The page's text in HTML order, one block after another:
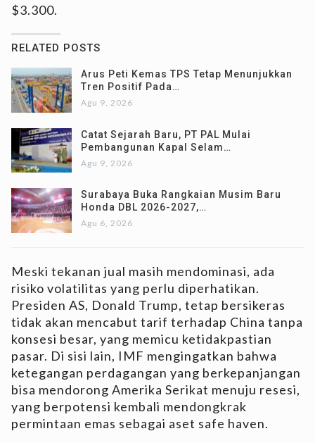
$3.300.
RELATED POSTS
Arus Peti Kemas TPS Tetap Menunjukkan
Tren Positif Pada…
Agu 9, 2026
Catat Sejarah Baru, PT PAL Mulai
Pembangunan Kapal Selam…
Agu 9, 2026
Surabaya Buka Rangkaian Musim Baru
Honda DBL 2026-2027,…
Agu 6, 2026
Meski tekanan jual masih mendominasi, ada
risiko volatilitas yang perlu diperhatikan.
Presiden AS, Donald Trump, tetap bersikeras
tidak akan mencabut tarif terhadap China tanpa
konsesi besar, yang memicu ketidakpastian
pasar. Di sisi lain, IMF mengingatkan bahwa
ketegangan perdagangan yang berkepanjangan
bisa mendorong Amerika Serikat menuju resesi,
yang berpotensi kembali mendongkrak
permintaan emas sebagai aset safe haven.